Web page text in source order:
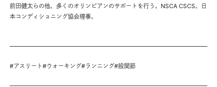
前田健太らの他、多くのオリンピアンのサポートを行う。NSCA CSCS。日
本コンディショニング協会理事。
#アスリート #ウォーキング#ランニング#股関節